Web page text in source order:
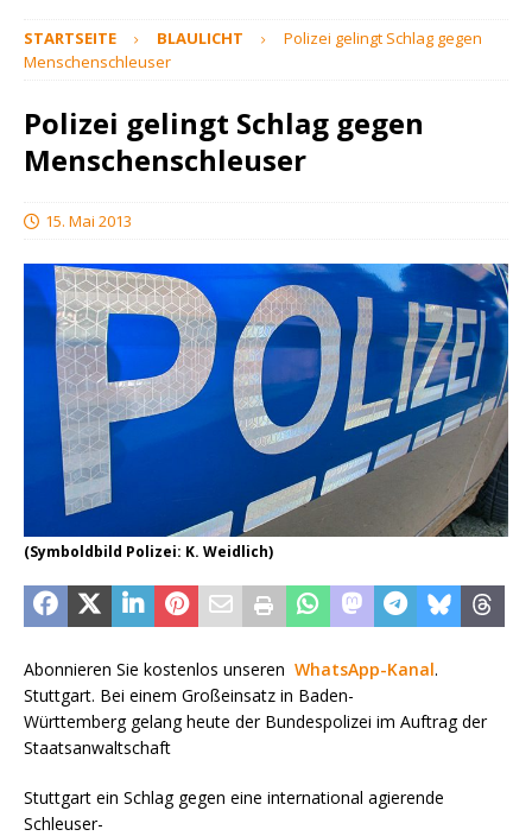
STARTSEITE BLAULICHT
Polizei gelingt Schlag gegen
Menschenschleuser
Polizei gelingt Schlag gegen
Menschenschleuser
15. Mai 2013
(Symboldbild Polizei: K. Weidlich)
Abonnieren Sie kostenlos unseren WhatsApp-Kanal.
Stuttgart. Bei einem Großeinsatz in Baden-
Württemberg gelang heute der Bundespolizei im Auftrag der
Staatsanwaltschaft
Stuttgart ein Schlag gegen eine international agierende
Schleuser-